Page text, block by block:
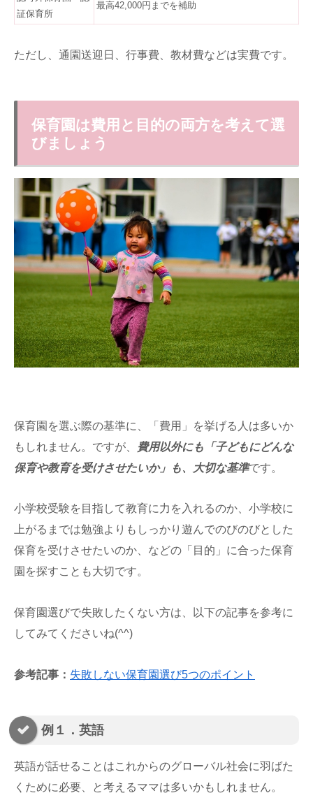
証保育所
最高42,000円までを補助
ただし、通園送迎日、行事費、教材費などは実費です。
保育園は費用と目的の両方を考えて選
びましょう
保育園を選ぶ際の基準に、「費用」を挙げる人は多いか
もしれません。ですが、
費用以外にも「子どもにどんな
保育や教育を受けさせたいか」も、大切な基準です。
小学校受験を目指して教育に力を入れるのか、小学校に
上がるまでは勉強よりもしっかり遊んでのびのびとした
保育を受けさせたいのか、などの「目的」に合った保育
園を探すことも大切です。
保育園選びで失敗したくない方は、以下の記事を参考に
してみてくださいね(^^)
参考記事： 失敗しない保育園選び5つのポイント
例１．英語
英語が話せることはこれからのグローバル社会に羽ばた
くために必要、と考えるママは多いかもしれません。